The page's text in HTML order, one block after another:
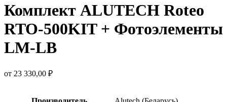
Комплект ALUTECH Roteo
RTO-500KIT + Фотоэлементы
LM-LB
от 23 330,00 ₽